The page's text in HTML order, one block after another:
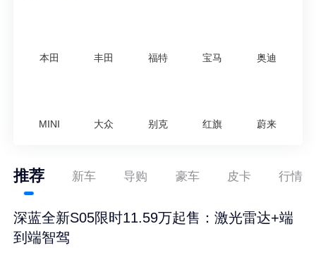
本田 丰田 福特 宝马 奥迪
MINI 大众 别克 红旗 蔚来
推荐 新车 导购 豪车 皮卡 行情
深蓝全新S05限时11.59万起售：激光雷达+端
到端智驾